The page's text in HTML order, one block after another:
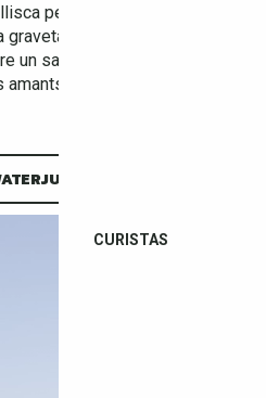
CURISTAS
per l’aigua arrossegat
amb una sèrie de
salt d’aigua. Emocions
de la velocitat i